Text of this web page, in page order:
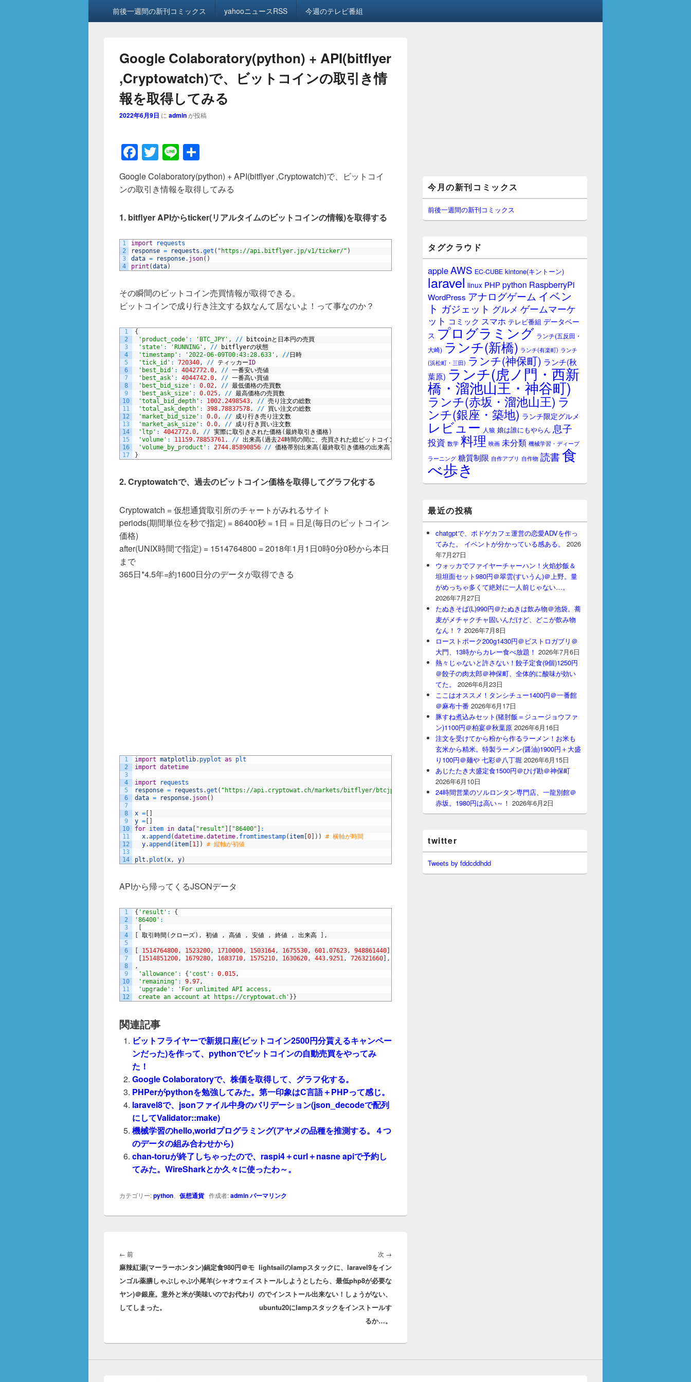
前後一週間の新刊コミックス yahooニュースRSS 今週のテレビ番組
Google Colaboratory(python) + API(bitflyer
,Cryptowatch)で、ビットコインの取引き情
報を取得してみる
2022年6月9日 に adminが投稿
F
a
c
e
b
o
o
k
T
wi
tt
er
Li
n
e
有
Google Colaboratory(python) + API(bitflyer ,Cryptowatch)で、ビットコイ
ンの取引き情報を取得してみる
1. bitflyer APIからticker(リアルタイムのビットコインの情報)を取得する
1
2
3
4
import
requests
response = requests .get ( "https://api.bitflyer.jp/v1/ticker/" )
data = response. json( )
print (data)
その瞬間のビットコイン売買情報が取得できる。
ビットコインで成り行き注文する奴なんて居ないよ！って事なのか？
1
2
3
4
5
6
7
8
9
10
11
12
13
14
15
16
17
{
'product_code' : 'BTC_JPY' , // bitcoinと日本円の売買
'state' : 'RUNNING' , // bitflyerの状態
'timestamp' : '2022-06-09T00:43:28.633' , //日時
'tick_id' : 720340, // ティッカーID
'best_bid' : 4042772.0, // 一番安い売値
'best_ask' : 4044742.0, // 一番高い買値
'best_bid_size' : 0.02, // 最低価格の売買数
'best_ask_size' : 0.025, // 最高価格の売買数
'total_bid_depth' : 1002.2498543, // 売り注文の総数
'total_ask_depth' : 398.78837578, // 買い注文の総数
'market_bid_size' : 0.0, // 成り行き売り注文数
'market_ask_size' : 0.0, // 成り行き買い注文数
'ltp' : 4042772.0, // 実際に取引きされた価格(最終取引き価格)
'volume' : 11159.78853761, // 出来高(過去24時間の間に、売買された総ビットコイン数
'volume_by_product' : 2744.85890856 // 価格帯別出来高(最終取引き価格の出来高？
}
2. Cryptowatchで、過去のビットコイン価格を取得してグラフ化する
Cryptowatch = 仮想通貨取引所のチャートがみれるサイト
periods(期間単位を秒で指定) = 86400秒 = 1日 = 日足(毎日のビットコイン
価格)
after(UNIX時間で指定) = 1514764800 = 2018年1月1日0時0分0秒から本日
まで
365日*4.5年=約1600日分のデータが取得できる
1
2
3
4
5
6
7
8
9
10
11
12
13
14
import matplotlib. pyplot as
plt
import datetime
import
requests
response = requests .get ( "https://api.cryptowat.ch/markets/bitflyer/btcjpy/ohlc?periods=86400&after=1514764800" )
data = response. json( )
x = [ ]
y = [ ]
for item in data [ "result" ] [ "86400" ] :
x.append (datetime.datetime. fromtimestamp( item [0] ) )
# 横軸が時間
y.append ( item [1] ) # 縦軸が初値
plt . plot (x, y)
APIから帰ってくるJSONデータ
1
2
3
4
5
6
7
8
9
10
11
12
{ 'result' :
{
'86400' :
[
[ 取引時間 ( クローズ) , 初値 , 高値 , 安値 , 終値 , 出来高 ] ,
[ 1514764800, 1523200, 1710000, 1503164, 1675530, 601.07623, 948861440]
[1514851200, 1679280, 1683710, 1575210, 1630620, 443.9251, 726321660] ,
,
'allowance' : { 'cost' : 0.015,
'remaining' : 9.97,
'upgrade' :
'For unlimited API access,
create an account at https://cryptowat.ch' }}
関連記事
ビットフライヤーで新規口座(ビットコイン2500円分貰えるキャンペー
ンだった)を作って、pythonでビットコインの自動売買をやってみ
た！
Google Colaboratoryで、株価を取得して、グラフ化する。
PHPerがpythonを勉強してみた。第一印象はC言語＋PHPって感じ。
laravel8で、jsonファイル中身のバリデーション(json_decodeで配列
にしてValidator::make)
機械学習のhello,worldプログラミング(アヤメの品種を推測する。４つ
のデータの組み合わせから)
chan-toruが終了しちゃったので、raspi4＋curl＋nasne apiで予約し
てみた。WireSharkとか久々に使ったわ～。
カテゴリー:python 仮想通貨作成者:adminパーマリンク
稿
ナ
ビ
ゲ
ー
シ
← 前前
の
投
稿:
麻辣紅湯(マーラーホンタン)鍋定食980円＠モ
ンゴル薬膳しゃぶしゃぶ小尾羊(シャオウェイ
ヤン)＠銀座。意外と米が美味いのでお代わり
してしまった。
次 →
の
投
lightsailのlampスタックに、laravel9をイン
ストールしようとしたら、最低php8が必要な
のでインストール出来ない！しょうがない、
ubuntu20にlampスタックをインストールす
るか…。
イ
ン
サ
イ
ー
ジ
ッ
ト
今月の新刊コミックス
前後一週間の新刊コミックス
タグクラウド
appleAWS EC-CUBE kintone(キントーン)
laravel linux PHPpython RaspberryPi
WordPress アナログゲーム イベン
ト ガジェット グルメ ゲームマーケ
ット コミック スマホ テレビ番組 データベー
ス プログラミング ランチ(五反田・
大崎) ランチ(新橋) ランチ(有楽町) ランチ
(浜松町・三田) ランチ(神保町) ランチ(秋
葉原) ランチ(虎ノ門・西新
橋・溜池山王・神谷町)
ランチ(赤坂・溜池山王) ラ
ンチ(銀座・築地) ランチ限定グルメ
レビュー 人狼 娘は誰にもやらん 息子
投資 数学 料理 映画 未分類 機械学習・ディープ
ラーニング 糖質制限 自作アプリ 自作物 読書食
べ歩き
最近の投稿
chatgptで、ボドゲカフェ運営の恋愛ADVを作っ
てみた。 イベントが分かっている感ある。
2026
年7月27日
ウォッカでファイヤーチャーハン！火焰炒飯＆
坦坦面セット980円＠翠雲(すいうん)＠上野。量
がめっちゃ多くて絶対に一人前じゃない…。
2026年7月27日
たぬきそば(L)990円＠たぬきは飲み物＠池袋。蕎
麦がメチャクチャ固いんだけど、どこが飲み物
なん！？ 2026年7月8日
ローストポーク200g1430円＠ビストロガブリ＠
大門、13時からカレー食べ放題！ 2026年7月6日
熱々じゃないと許さない！餃子定食(9個)1250円
＠餃子の肉太郎＠神保町、全体的に酸味が効い
てた。
2026年6月23日
ここはオススメ！タンシチュー1400円＠一番館
＠麻布十番 2026年6月17日
豚すね煮込みセット(猪肘飯＝ジュージョウファ
ン)1100円＠柏宴＠秋葉原 2026年6月16日
注文を受けてから粉から作るラーメン！お米も
玄米から精米。特製ラーメン(醤油)1900円＋大盛
り100円＠麺や 七彩＠八丁堀 2026年6月15日
あじたたき大盛定食1500円＠ひげ勘＠神保町
2026年6月10日
24時間営業のソルロンタン専門店、一龍別館＠
赤坂。1980円は高い～！ 2026年6月2日
twitter
Tweets by fddcddhdd